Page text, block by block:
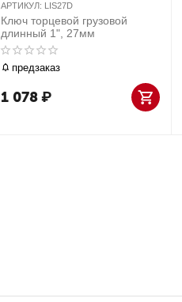
АРТИКУЛ: LIS27D
Ключ торцевой грузовой
длинный 1", 27мм
предзаказ
1 078₽